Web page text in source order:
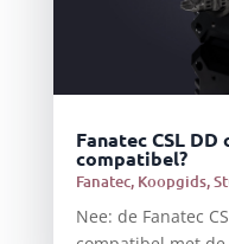
Fanatec CSL DD
compatibel?
Fanatec, Koopgids,
Nee: de Fanatec